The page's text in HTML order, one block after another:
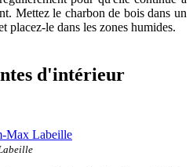
Mettez le charbon de bois dans un
placez-le dans les zones humides.
d'intérieur